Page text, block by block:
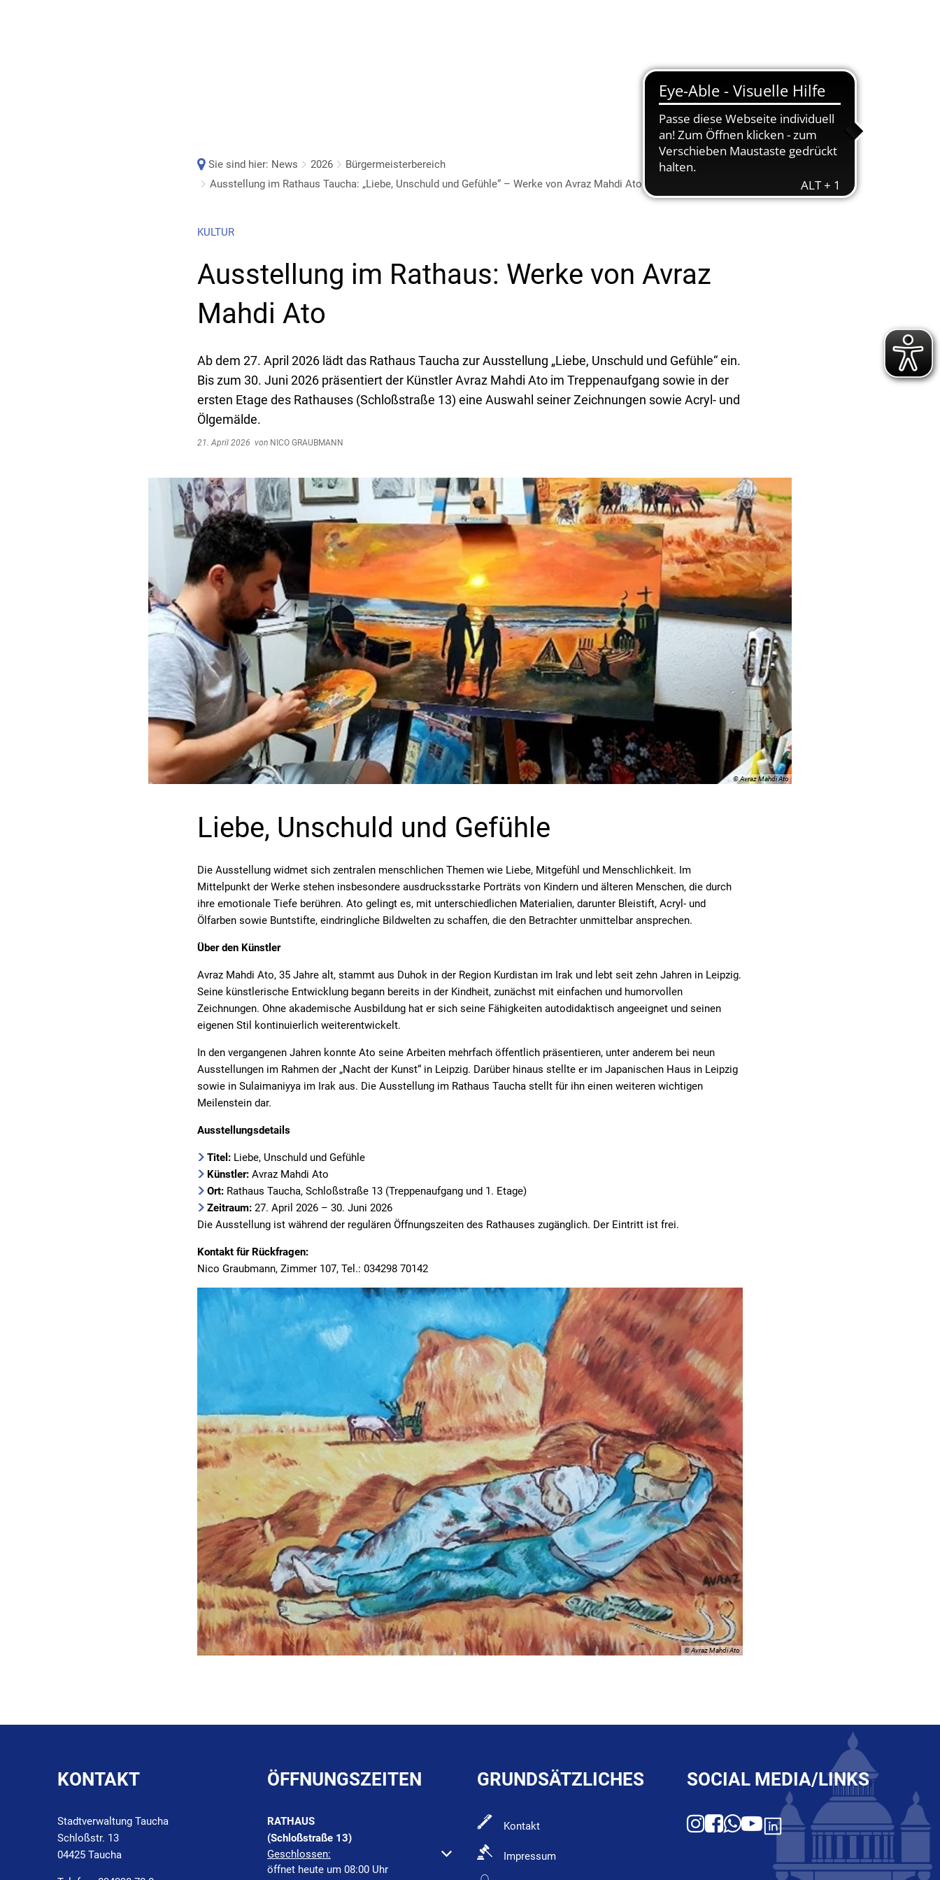
Menü
Suche
Sie sind hier: News 2026
Bürgermeisterbereich
Ausstellung im Rathaus Taucha: „Liebe, Unschuld und Gefühle“ – Werke von Avraz Mahdi Ato
KULTUR
Ausstellung im Rathaus: Werke von Avraz
Mahdi Ato
Ab dem 27. April 2026 lädt das Rathaus Taucha zur Ausstellung „Liebe, Unschuld und Gefühle“ ein.
Bis zum 30. Juni 2026 präsentiert der Künstler Avraz Mahdi Ato im Treppenaufgang sowie in der
ersten Etage des Rathauses (Schloßstraße 13) eine Auswahl seiner Zeichnungen sowie Acryl- und
Ölgemälde.
21. April 2026 von NICO GRAUBMANN
© Avraz Mahdi Ato
Liebe, Unschuld und Gefühle
Die Ausstellung widmet sich zentralen menschlichen Themen wie Liebe, Mitgefühl und Menschlichkeit. Im
Mittelpunkt der Werke stehen insbesondere ausdrucksstarke Porträts von Kindern und älteren Menschen, die durch
ihre emotionale Tiefe berühren. Ato gelingt es, mit unterschiedlichen Materialien, darunter Bleistift, Acryl- und
Ölfarben sowie Buntstifte, eindringliche Bildwelten zu schaffen, die den Betrachter unmittelbar ansprechen.
Über den Künstler
Avraz Mahdi Ato, 35 Jahre alt, stammt aus Duhok in der Region Kurdistan im Irak und lebt seit zehn Jahren in Leipzig.
Seine künstlerische Entwicklung begann bereits in der Kindheit, zunächst mit einfachen und humorvollen
Zeichnungen. Ohne akademische Ausbildung hat er sich seine Fähigkeiten autodidaktisch angeeignet und seinen
eigenen Stil kontinuierlich weiterentwickelt.
In den vergangenen Jahren konnte Ato seine Arbeiten mehrfach öffentlich präsentieren, unter anderem bei neun
Ausstellungen im Rahmen der „Nacht der Kunst“ in Leipzig. Darüber hinaus stellte er im Japanischen Haus in Leipzig
sowie in Sulaimaniyya im Irak aus. Die Ausstellung im Rathaus Taucha stellt für ihn einen weiteren wichtigen
Meilenstein dar.
Ausstellungsdetails
Titel: Liebe, Unschuld und Gefühle
Künstler: Avraz Mahdi Ato
Ort: Rathaus Taucha, Schloßstraße 13 (Treppenaufgang und 1. Etage)
Zeitraum: 27. April 2026 – 30. Juni 2026
Die Ausstellung ist während der regulären Öffnungszeiten des Rathauses zugänglich. Der Eintritt ist frei.
Kontakt für Rückfragen:
Nico Graubmann, Zimmer 107, Tel.: 034298 70142
© Avraz Mahdi Ato
KONTAKT
Stadtverwaltung Taucha
Schloßstr. 13
04425 Taucha
ÖFFNUNGSZEITEN
RATHAUS
(Schloßstraße 13)
Klicken, um weitere Öffnungs- oder Schließzeiten auszublenden
Geschlossen:
öffnet heute um 08:00 Uhr
GRUNDSÄTZLICHES
Kontakt
Impressum
SOCIAL MEDIA/LINKS